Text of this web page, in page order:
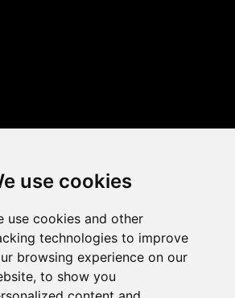
use cookies
use cookies and other
technologies to improve
browsing experience on our
to show you